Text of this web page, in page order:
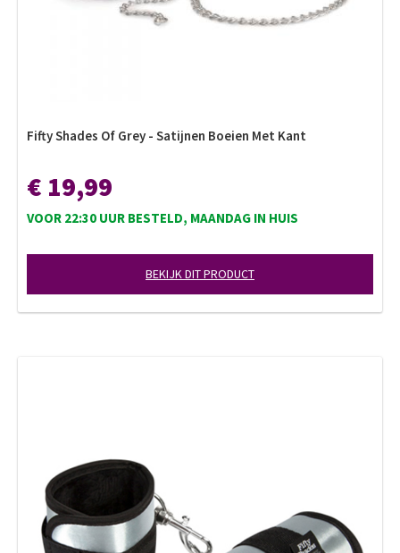
Fifty Shades Of Grey - Satijnen Boeien Met Kant
€ 19,99
VOOR 22:30 UUR BESTELD, MAANDAG IN HUIS
BEKIJK DIT PRODUCT